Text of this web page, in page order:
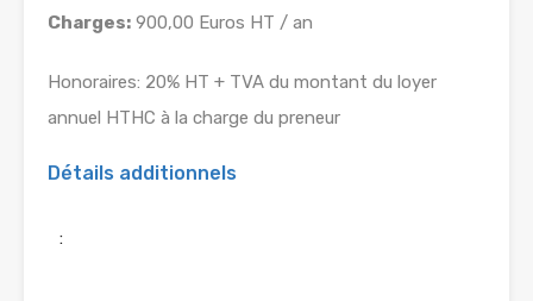
Charges: 900,00 Euros HT / an
Honoraires: 20% HT + TVA du montant du loyer
annuel HTHC à la charge du preneur
Détails additionnels
: